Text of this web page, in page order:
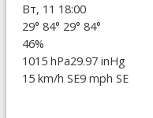
Вт, 11 18:00
29° 84° 29° 84°
46%
1015 hPa29.97 inHg
15 km/h SE9 mph SE